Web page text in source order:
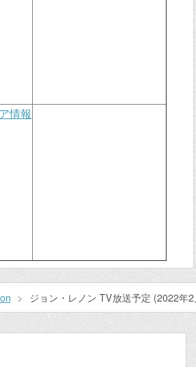
情報
> ジョン・レノン TV放送予定 (2022年